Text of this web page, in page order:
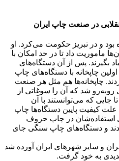
در صنعت چاپ ایران
بود و در تبریز حکومت می‌کرد. او
ماموریت داد تا در حد امکان با
بگیرند. پس از آن دستگاه‌های
چاپخانه با دستگاه‌های چاپ
چاپخانه‌ها هم مثل هر صنعت
روبه‌رو شد که آن را سوغاتی از
جایی که می‌توانستند با آن
کیفیت پایین دستگاه‌ها چاپ
استفاده‌شان در چاپ حروف
و دستگاه‌های چاپ سنگی جای
و سایر شهرهای ایران آورده شد
به خود گرفت.